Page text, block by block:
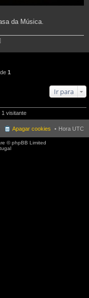
da Música.
de 1
Ir para
1 visitante
Hora UTC
Apagar cookies
© phpBB Limited